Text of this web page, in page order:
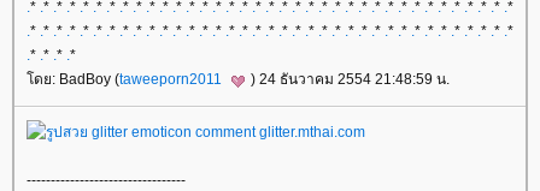
.* .* .* .* .* .* .* .* .* .* .* .* .* .* .* .* .* .* .* .* .* .* .* .* .* .* .* .* .* .* .* .* .* .* .* .* .*
.* .* .* .* .* .* .* .* .* .* .* .* .* .* .* .* .* .* .* .* .* .* .* .* .* .* .* .* .* .* .* .* .* .* .* .* .*
.* .* .* .*
ดย: BadBoy (taweeporn2011 ) 24 ธันวาคม 2554 21:48:59 น.
---------------------------------